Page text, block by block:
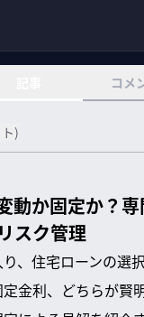
コメ
)
動か固定か？
スク管理
、住宅ローンの選
金利、どちらが賢